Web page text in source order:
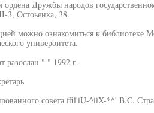
ордена Дружбы народов
3, Остоьенка, 38.
можно ознакомиться к библиотеке
универоитета.
разослан " " 1992 г.
совета ffil'iU-^iiX-*^' B.C.